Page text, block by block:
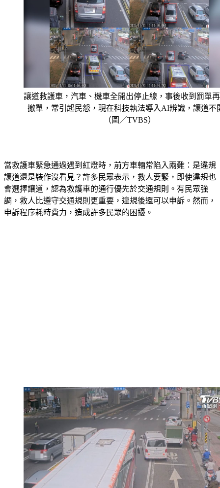
讓道救護車，汽車、機車全開出停止線，事後收到罰單
撤單，常引起民怨，現在科技執法導入AI辨識，讓道不
（圖／TVBS）
讓道還是裝作沒看見？許多民眾表示，救人要緊，即使違規也
會選擇讓道，認為救護車的通行優先於交通規則。有民眾強
調，救人比遵守交通規則更重要，違規後還可以申訴。然而，
申訴程序耗時費力，造成許多民眾的困擾。